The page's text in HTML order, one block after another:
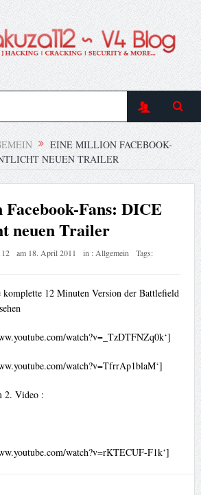
EINE MILLION FACEBOOK-
NEUEN TRAILER
Fans: DICE
neuen Trailer
am 18. April 2011 in : Allgemein
Tags:
12 Minuten Version der Battlefield
watch?v=_TzDTFNZq0k‘]
watch?v=TfrrAp1blaM‘]
2. Video :
watch?v=rKTECUF-F1k‘]